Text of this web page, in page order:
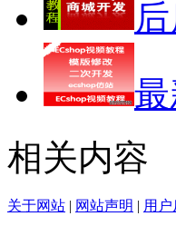
最
相关内容
关于网站 | 网站声明 | 用